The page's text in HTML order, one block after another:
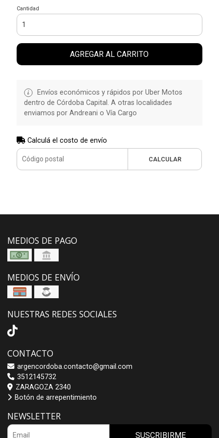
Cantidad
AGREGAR AL CARRITO
Envíos económicos y rápidos por Uber Motos
dentro de Córdoba Capital. A otras localidades
enviamos por Andreani o Vía Cargo
Calculá el costo de envío
CALCULAR
MEDIOS DE PAGO
MEDIOS DE ENVÍO
NUESTRAS REDES SOCIALES
CONTACTO
argencordoba.contacto@gmail.com
3512145732
ZARAGOZA 2340
Botón de arrepentimiento
NEWSLETTER
SUSCRIBIRME